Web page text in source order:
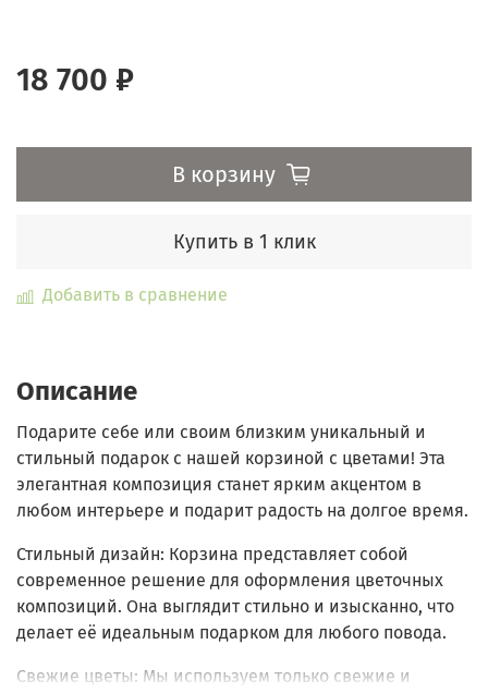
18 700 ₽
В корзину
Купить в 1 клик
Добавить в сравнение
Описание
Подарите себе или своим близким уникальный и
стильный подарок с нашей корзиной с цветами! Эта
элегантная композиция станет ярким акцентом в
любом интерьере и подарит радость на долгое время.
Стильный дизайн: Корзина представляет собой
современное решение для оформления цветочных
композиций. Она выглядит стильно и изысканно, что
делает её идеальным подарком для любого повода.
Свежие цветы: Мы используем только свежие и